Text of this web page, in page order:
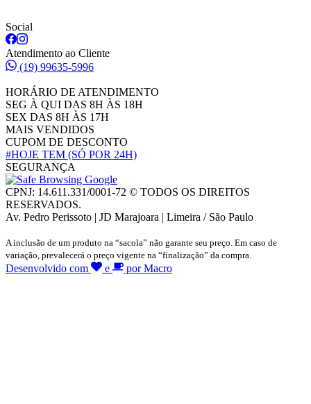
Social
Atendimento ao Cliente
(19) 99635-5996
HORÁRIO DE ATENDIMENTO
SEG À QUI DAS 8H ÀS 18H
SEX DAS 8H ÀS 17H
MAIS VENDIDOS
CUPOM DE DESCONTO
#HOJE TEM (SÓ POR 24H)
SEGURANÇA
CPNJ: 14.611.331/0001-72 © TODOS OS DIREITOS
RESERVADOS.
Av. Pedro Perissoto | JD Marajoara | Limeira / São Paulo
A inclusão de um produto na “sacola” não garante seu preço. Em caso de
variação, prevalecerá o preço vigente na “finalização” da compra.
Desenvolvido com e por Macro